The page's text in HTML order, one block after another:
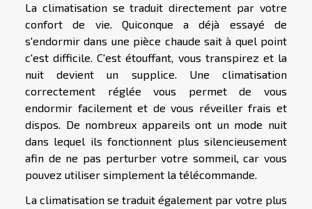
La climatisation se traduit directement par votre
confort de vie. Quiconque a déjà essayé de
s'endormir dans une pièce chaude sait à quel point
c'est difficile. C'est étouffant, vous transpirez et la
nuit devient un supplice. Une climatisation
correctement réglée vous permet de vous
endormir facilement et de vous réveiller frais et
dispos. De nombreux appareils ont un mode nuit
dans lequel ils fonctionnent plus silencieusement
afin de ne pas perturber votre sommeil, car vous
pouvez utiliser simplement la télécommande.
La climatisation se traduit également par votre plus